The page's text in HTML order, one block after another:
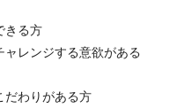
きる方
ャレンジする意欲がある
だわりがある方